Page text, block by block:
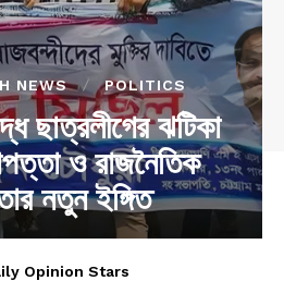
NEWS POLITICS
ছাত্রলীগের ঝটিকা
ও রাজনৈতিক
নতুন ইঙ্গিত
Opinion Stars